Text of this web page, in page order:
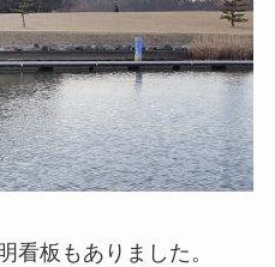
看板もありました。